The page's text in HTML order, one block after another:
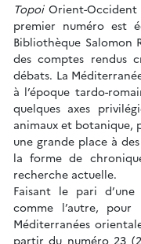
TopoiOrient-Occident
premier numéro est
Bibliothèque Salomon
des comptes rendus
débats. La
à l’époque tardo-
quelques axes
animaux et botanique,
une grande place à
la forme de
recherche actuelle.
Faisant le pari
comme l’autre,
Méditerranées
partir du numéro 23